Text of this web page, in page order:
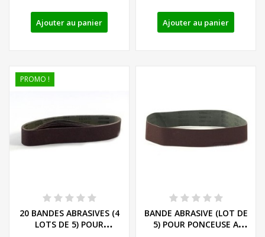
Ajouter au panier Ajouter au panier
PROMO !
20 BANDES ABRASIVES (4
LOTS DE 5) POUR
BANDE ABRASIVE (LOT DE
5) POUR PONCEUSE A